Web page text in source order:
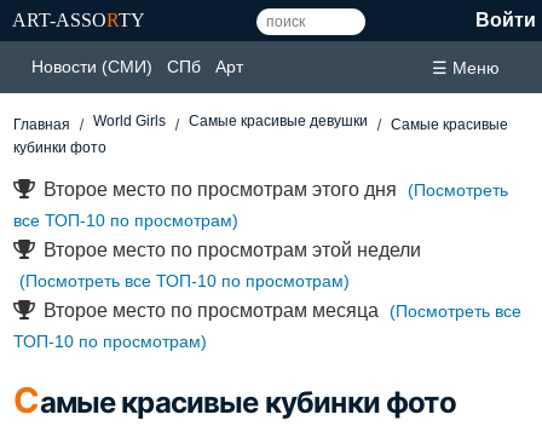
ART-ASSORTY Войти
Новости (СМИ) СПб Арт ☰ Меню
Главная World Girls Самые красивые девушки
Самые красивые
кубинки фото
Второе место по просмотрам этого дня
(Посмотреть
все ТОП-10 по просмотрам)
Второе место по просмотрам этой недели
(Посмотреть все ТОП-10 по просмотрам)
Второе место по просмотрам месяца
(Посмотреть все
ТОП-10 по просмотрам)
Самые красивые кубинки фото